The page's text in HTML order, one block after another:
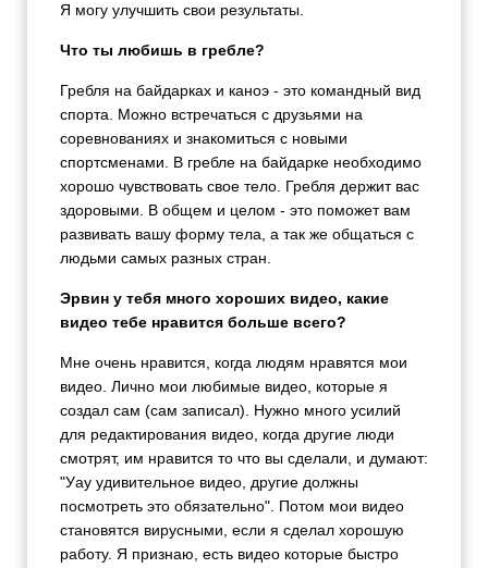
Я могу улучшить свои результаты.
Что ты любишь в гребле?
Гребля на байдарках и каноэ - это командный вид
спорта. Можно встречаться с друзьями на
соревнованиях и знакомиться с новыми
спортсменами. В гребле на байдарке необходимо
хорошо чувствовать свое тело. Гребля держит вас
здоровыми. В общем и целом - это поможет вам
развивать вашу форму тела, а так же общаться с
людьми самых разных стран.
Эрвин у тебя много хороших видео, какие
видео тебе нравится больше всего?
Мне очень нравится, когда людям нравятся мои
видео. Лично мои любимые видео, которые я
создал сам (сам записал). Нужно много усилий
для редактирования видео, когда другие люди
смотрят, им нравится то что вы сделали, и думают:
"Уау удивительное видео, другие должны
посмотреть это обязательно". Потом мои видео
становятся вирусными, если я сделал хорошую
работу. Я признаю, есть видео которые быстро